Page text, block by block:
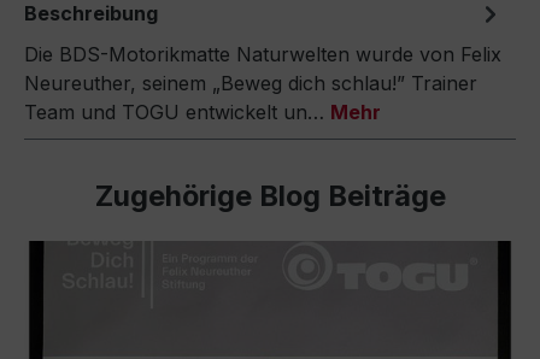
Beschreibung
Die BDS-Motorikmatte Naturwelten wurde von Felix
Neureuther, seinem „Beweg dich schlau!” Trainer
Team und TOGU entwickelt un… Mehr
Zugehörige Blog Beiträge